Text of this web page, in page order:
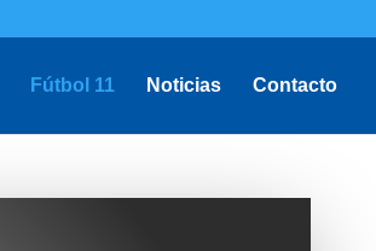
Fútbol 11 Noticias Contacto